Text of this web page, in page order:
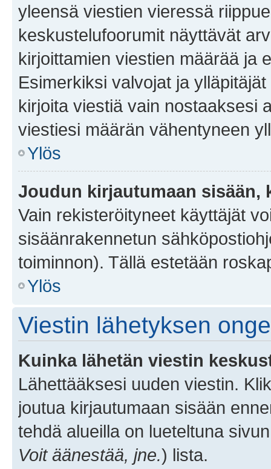
yleensä viestien vieressä
keskustelufoorumit näyttävät
kirjoittamien viestien määrää ja
Esimerkiksi valvojat ja
kirjoita viestiä vain nostaaksesi
viestiesi määrän vähentyneen
Ylös
Joudun kirjautumaan sisään,
Vain rekisteröityneet käyttäjät
sisäänrakennetun
toiminnon). Tällä estetään
Ylös
Viestin lähetyksen
Kuinka lähetän viestin
Lähettääksesi uuden viestin.
joutua kirjautumaan sisään
tehdä alueilla on lueteltuna
Voit äänestää, jne.) lista.